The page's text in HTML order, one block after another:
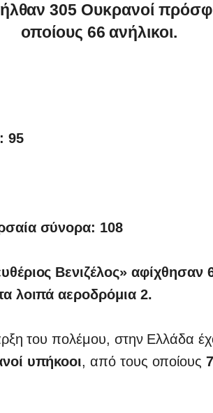
305 Ουκρανοί
οποίους 66 ανήλικοι.
95
σύνορα: 108
Βενιζέλος» αφίχθησαν
λοιπά αεροδρόμια 2.
του πολέμου, στην Ελλάδα
υπήκοοι, από τους οποίους